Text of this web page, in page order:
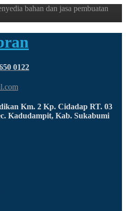
bahan dan jasa pembuatan
0122
Km. 2 Kp. Cidadap RT. 03
Kadudampit, Kab. Sukabumi